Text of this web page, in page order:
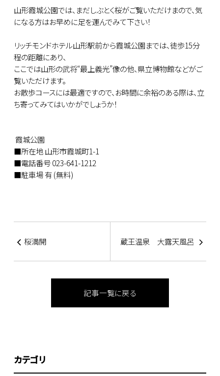
山形霞城公園では、まだしぶとく桜がご覧いただけまので、気
になる方はお早めに足を運んでみて下さい！
リッチモンドホテル山形駅前から霞城公園までは、徒歩15分
程の距離にあり、
ここでは山形の武将“最上義光”像の他、県立博物館などがご
覧いただけます。
お散歩コースには最適ですので、お時間に余裕のある際は、立
ち寄ってみてはいかがでしょうか！
霞城公園
■所在地 山形市霞城町1-1
■電話番号 023-641-1212
■駐車場 有 (無料)
桜満開 蔵王温泉 大露天風呂
記事一覧に戻る
カテゴリ